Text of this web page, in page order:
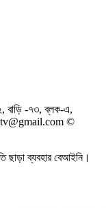
বাড়ি -৭৩, ব্লক-এ,
©
ব্যবহার বেআইনি।